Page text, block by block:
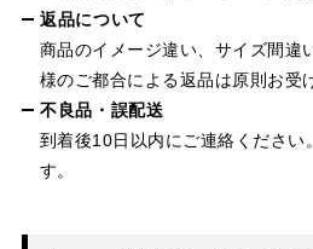
返品について
商品のイメージ違い、サイズ間違
様のご都合による返品は原則お受
不良品・誤配送
到着後10日以内にご連絡ください
す。